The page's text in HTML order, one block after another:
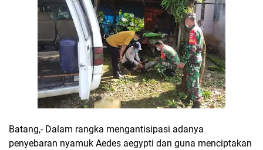
Batang,- Dalam rangka mengantisipasi adanya
penyebaran nyamuk Aedes aegypti dan guna menciptakan